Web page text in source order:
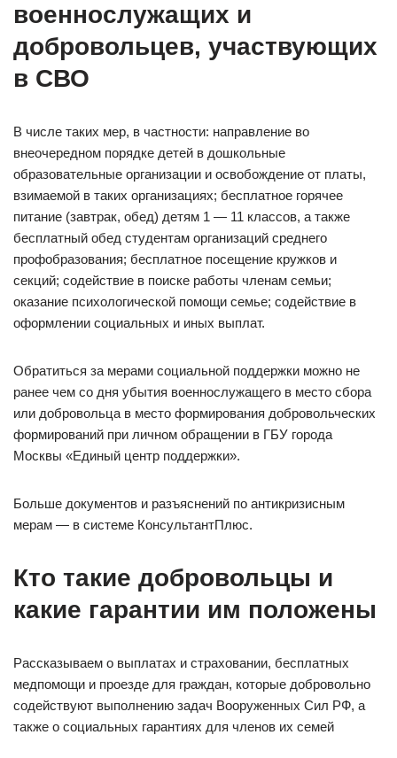
военнослужащих и
добровольцев, участвующих
в СВО
В числе таких мер, в частности: направление во
внеочередном порядке детей в дошкольные
образовательные организации и освобождение от платы,
взимаемой в таких организациях; бесплатное горячее
питание (завтрак, обед) детям 1 — 11 классов, а также
бесплатный обед студентам организаций среднего
профобразования; бесплатное посещение кружков и
секций; содействие в поиске работы членам семьи;
оказание психологической помощи семье; содействие в
оформлении социальных и иных выплат.
Обратиться за мерами социальной поддержки можно не
ранее чем со дня убытия военнослужащего в место сбора
или добровольца в место формирования добровольческих
формирований при личном обращении в ГБУ города
Москвы «Единый центр поддержки».
Больше документов и разъяснений по антикризисным
мерам — в системе КонсультантПлюс.
Кто такие добровольцы и
какие гарантии им положены
Рассказываем о выплатах и страховании, бесплатных
медпомощи и проезде для граждан, которые добровольно
содействуют выполнению задач Вооруженных Сил РФ, а
также о социальных гарантиях для членов их семей